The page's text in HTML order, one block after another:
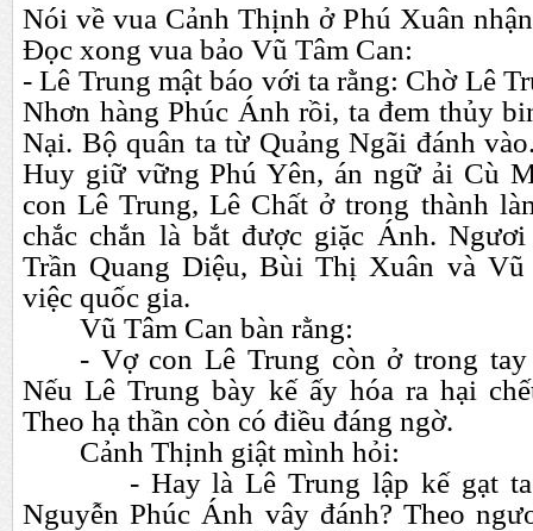
Nói về vua Cảnh Thịnh ở Phú Xuân
Đọc xong vua bảo Vũ Tâm Can:
- Lê Trung mật báo với ta rằng: Chờ Lê
Nhơn hàng Phúc Ánh rồi, ta đem thủy
Nại. Bộ quân ta từ Quảng Ngãi đánh
Huy giữ vững Phú Yên, án ngữ ải Cù
con Lê Trung, Lê Chất ở trong thành
chắc chắn là bắt được giặc Ánh.
Trần Quang Diệu, Bùi Thị Xuân và
việc quốc gia.
Vũ Tâm Can bàn rằng:
- Vợ con Lê Trung còn ở trong
Nếu Lê Trung bày kế ấy hóa ra hại
Theo hạ thần còn có điều đáng ngờ.
Cảnh Thịnh giật mình hỏi:
- Hay là Lê Trung lập kế gạt ta
Nguyễn Phúc Ánh vây đánh? Theo